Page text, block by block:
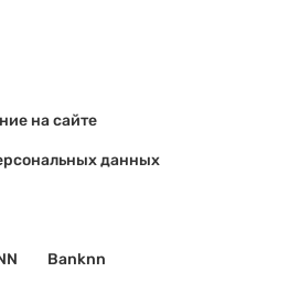
на сайте
данных
Banknn